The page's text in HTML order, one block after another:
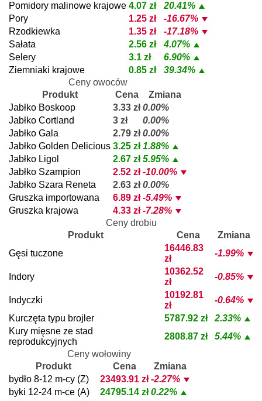
Pomidory malinowe krajowe 4.07 zł
20.41%
Pory
1.25 zł
-16.67%
Rzodkiewka
1.35 zł
-17.18%
Sałata
2.56 zł
4.07%
Selery
3.1 zł
6.90%
Ziemniaki krajowe
0.85 zł
39.34%
Ceny owoców
Produkt
Cena
Zmiana
Jabłko Boskoop
3.33 zł 0.00%
Jabłko Cortland
3 zł
0.00%
Jabłko Gala
2.79 zł 0.00%
Jabłko Golden Delicious 3.25 zł 1.88%
Jabłko Ligol
2.67 zł 5.95%
Jabłko Szampion
2.52 zł -10.00%
Jabłko Szara Reneta
2.63 zł 0.00%
Gruszka importowana
6.89 zł -5.49%
Gruszka krajowa
4.33 zł -7.28%
Ceny drobiu
Produkt
Cena
Zmiana
Gęsi tuczone
16446.83
zł
-1.99%
Indory
10362.52
zł
-0.85%
Indyczki
10192.81
zł
-0.64%
Kurczęta typu brojler
5787.92 zł
2.33%
Kury mięsne ze stad
reprodukcyjnych
2808.87 zł
5.44%
Ceny wołowiny
Produkt
Cena
Zmiana
bydło 8-12 m-cy (Z)
23493.91 zł -2.27%
byki 12-24 m-ce (A)
24795.14 zł 0.22%